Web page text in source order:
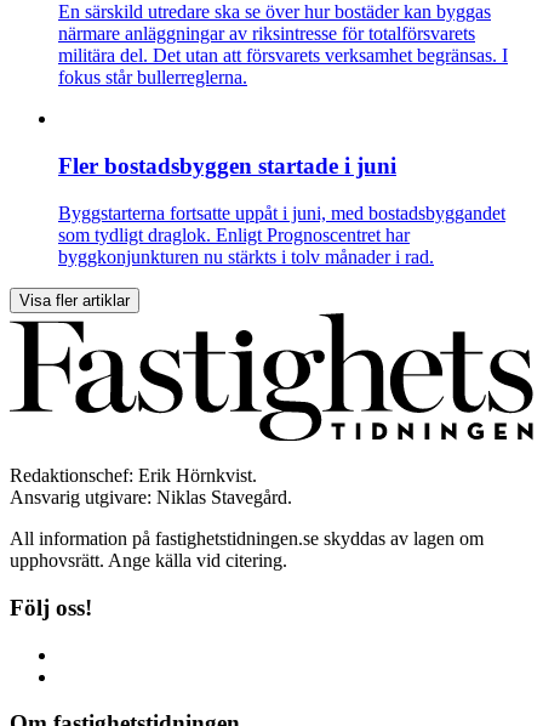
En särskild utredare ska se över hur bostäder kan byggas
närmare anläggningar av riksintresse för totalförsvarets
militära del. Det utan att försvarets verksamhet begränsas. I
fokus står bullerreglerna.
Fler bostadsbyggen startade i juni
Byggstarterna fortsatte uppåt i juni, med bostadsbyggandet
som tydligt draglok. Enligt Prognoscentret har
byggkonjunkturen nu stärkts i tolv månader i rad.
Visa fler artiklar
Redaktionschef: Erik Hörnkvist.
Ansvarig utgivare: Niklas Stavegård.
All information på fastighetstidningen.se skyddas av lagen om
upphovsrätt. Ange källa vid citering.
Följ oss!